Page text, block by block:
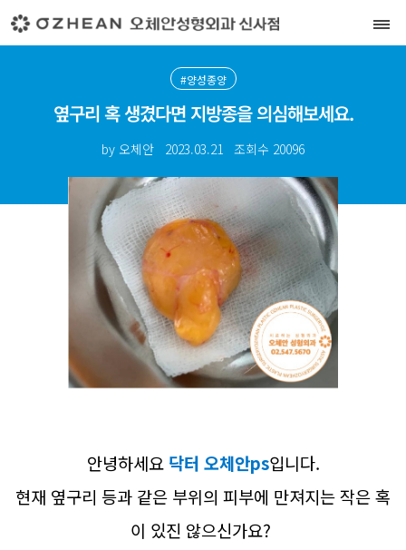
#양성종양
옆구리 혹 생겼다면 지방종을 의심해보세요.
by 오체안 2023.03.21 조회수 20096
안녕하세요 닥터 오체안ps입니다.
현재 옆구리 등과 같은 부위의 피부에 만져지는 작은 혹
이 있진 않으신가요?